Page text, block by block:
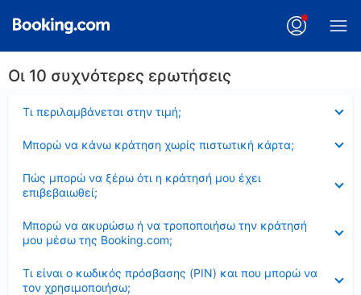
Οι 10 συχνότερες ερωτήσεις
Τι περιλαμβάνεται στην τιμή;
Μπορώ να κάνω κράτηση χωρίς πιστωτική κάρτα;
Πώς μπορώ να ξέρω ότι η κράτησή μου έχει
επιβεβαιωθεί;
Μπορώ να ακυρώσω ή να τροποποιήσω την κράτησή
μου μέσω της Booking.com;
Τι είναι ο κωδικός πρόσβασης (PIN) και που μπορώ να
τον χρησιμοποιήσω;